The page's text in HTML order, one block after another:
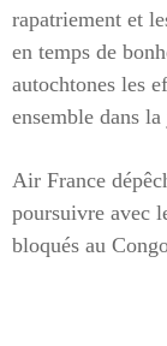
rapatriement et
en temps de
autochtones les
ensemble dans
Air France
poursuivre avec
bloqués au